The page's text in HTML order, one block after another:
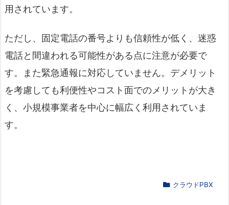
用されています。
ただし、固定電話の番号よりも信頼性が低く、迷惑
電話と間違われる可能性がある点に注意が必要で
す。また緊急通報に対応していません。デメリット
を考慮しても利便性やコスト面でのメリットが大き
く、小規模事業者を中心に幅広く利用されていま
す。
クラウドPBX